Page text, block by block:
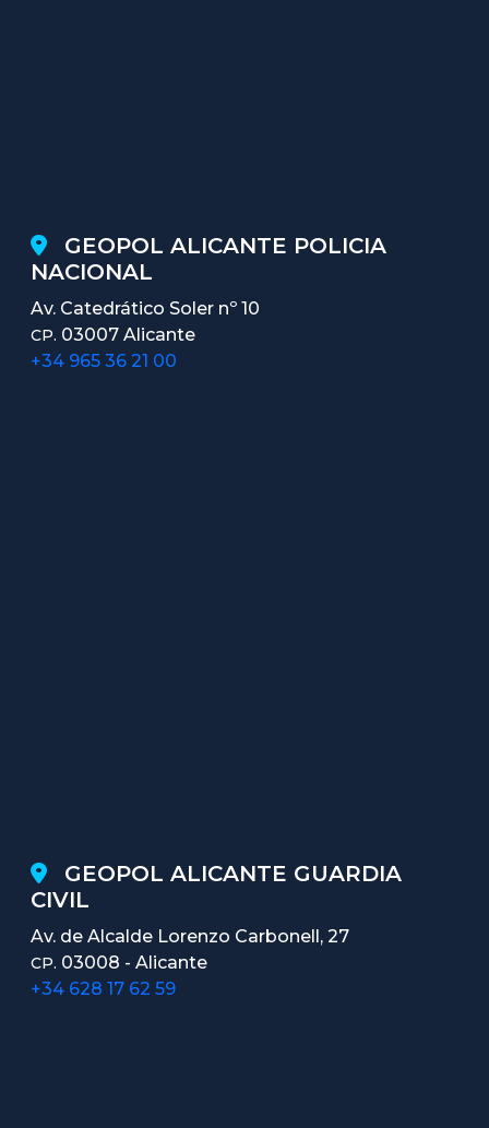
GEOPOL ALICANTE POLICIA
NACIONAL
Av. Catedrático Soler nº 10
CP. 03007 Alicante
+34 965 36 21 00
GEOPOL ALICANTE GUARDIA
CIVIL
Av. de Alcalde Lorenzo Carbonell, 27
CP. 03008 - Alicante
+34 628 17 62 59